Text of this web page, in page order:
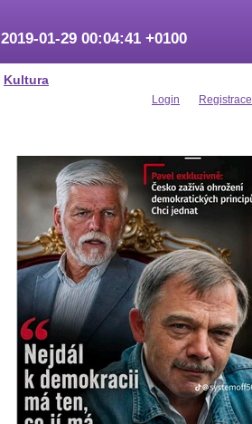
Kultura
2019-01-29 00:04:41 +0100
Login Registrace